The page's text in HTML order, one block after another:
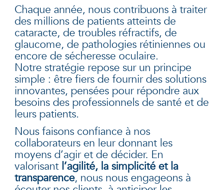
Chaque année, nous contribuons à traiter
des millions de patients atteints de
cataracte, de troubles réfractifs, de
glaucome, de pathologies rétiniennes ou
encore de sécheresse oculaire.
Notre stratégie repose sur un principe
simple : être fiers de fournir des solutions
innovantes, pensées pour répondre aux
besoins des professionnels de santé et de
leurs patients.
Nous faisons confiance à nos
collaborateurs en leur donnant les
moyens d’agir et de décider. En
valorisant l’agilité, la simplicité et la
transparence, nous nous engageons à